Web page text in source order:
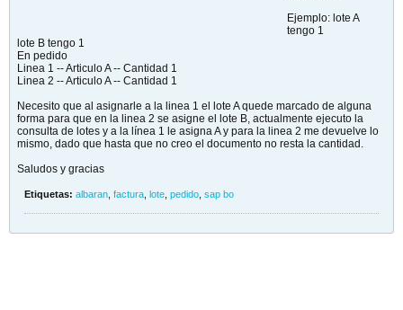
Ejemplo: lote A
tengo 1
lote B tengo 1
En pedido
Linea 1 -- Articulo A -- Cantidad 1
Linea 2 -- Articulo A -- Cantidad 1
Necesito que al asignarle a la linea 1 el lote A quede marcado de alguna
forma para que en la linea 2 se asigne el lote B, actualmente ejecuto la
consulta de lotes y a la línea 1 le asigna A y para la linea 2 me devuelve lo
mismo, dado que hasta que no creo el documento no resta la cantidad.
Saludos y gracias
Etiquetas: albaran factura lote pedido sap bo